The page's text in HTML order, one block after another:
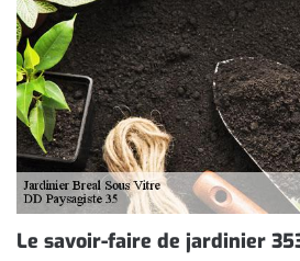
Le savoir-faire de jardinier